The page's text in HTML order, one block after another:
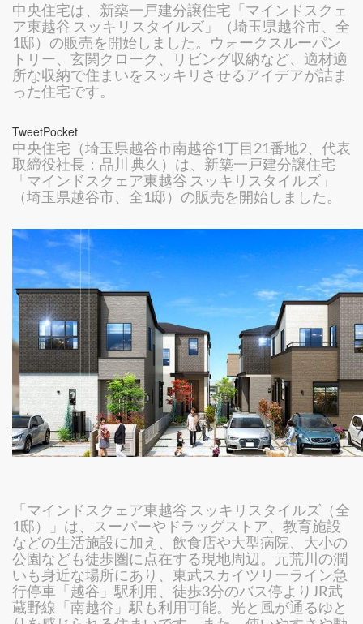
中央住宅は、新築一戸建分譲住宅「マインドスクェ
ア東越谷 スッキリスタイルズ」（埼玉県越谷市、全
1邸）の販売を開始しました。ウォークスルーパン
トリー、玄関クローク、リビング収納など、適材適
所な収納で住まいをスッキリさせるアイデアが詰ま
った住宅です。
TweetPocket
中央住宅（埼玉県越谷市南越谷1丁目21番地2、代表
取締役社長：品川 典久）は、新築一戸建分譲住宅
「マインドスクェア東越谷 スッキリスタイルズ」
（埼玉県越谷市、全1邸）の販売を開始しました。
「マインドスクェア東越谷 スッキリスタイルズ（全
1邸）」は、スーパーやドラッグストア、教育施設
などの生活施設に加え、飲食店や大型病院、大小の
公園なども徒歩圏に点在する現地周辺。元荒川の潤
いも身近な場所にあり、東武スカイツリーライン急
行停車「越谷」駅利用、徒歩3分のバス停よりJR武
蔵野線「南越谷」駅も利用可能。光と風が通るゆと